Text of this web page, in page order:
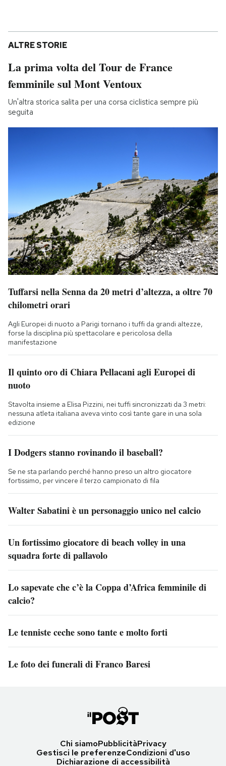
ALTRE STORIE
La prima volta del Tour de France
femminile sul Mont Ventoux
Un'altra storica salita per una corsa ciclistica sempre più
seguita
Tuffarsi nella Senna da 20 metri d’altezza, a oltre 70
chilometri orari
Agli Europei di nuoto a Parigi tornano i tuffi da grandi altezze,
forse la disciplina più spettacolare e pericolosa della
manifestazione
Il quinto oro di Chiara Pellacani agli Europei di
nuoto
Stavolta insieme a Elisa Pizzini, nei tuffi sincronizzati da 3 metri:
nessuna atleta italiana aveva vinto così tante gare in una sola
edizione
I Dodgers stanno rovinando il baseball?
Se ne sta parlando perché hanno preso un altro giocatore
fortissimo, per vincere il terzo campionato di fila
Walter Sabatini è un personaggio unico nel calcio
Un fortissimo giocatore di beach volley in una
squadra forte di pallavolo
Lo sapevate che c’è la Coppa d’Africa femminile di
calcio?
Le tenniste ceche sono tante e molto forti
Le foto dei funerali di Franco Baresi
Chi siamoPubblicitàPrivacy
Gestisci le preferenzeCondizioni d'uso
Dichiarazione di accessibilità